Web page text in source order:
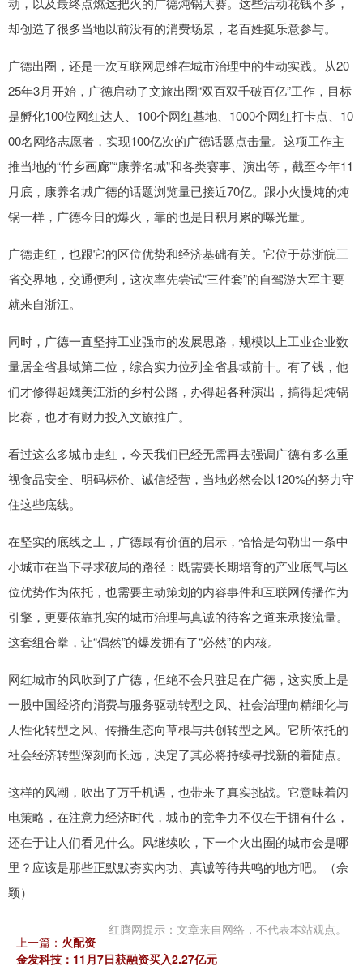
却创造了很多当地以前没有的消费场景，老百姓挺乐意参与。
广德出圈，还是一次互联网思维在城市治理中的生动实践。从20
25年3月开始，广德启动了文旅出圈“双百双千破百亿”工作，目标
是孵化100位网红达人、100个网红基地、1000个网红打卡点、10
00名网络志愿者，实现100亿次的广德话题点击量。这项工作主
推当地的“竹乡画廊”“康养名城”和各类赛事、演出等，截至今年11
月底，康养名城广德的话题浏览量已接近70亿。跟小火慢炖的炖
锅一样，广德今日的爆火，靠的也是日积月累的曝光量。
广德走红，也跟它的区位优势和经济基础有关。它位于苏浙皖三
省交界地，交通便利，这次率先尝试“三件套”的自驾游大军主要
就来自浙江。
同时，广德一直坚持工业强市的发展思路，规模以上工业企业数
量居全省县域第二位，综合实力位列全省县域前十。有了钱，他
们才修得起媲美江浙的乡村公路，办得起各种演出，搞得起炖锅
比赛，也才有财力投入文旅推广。
看过这么多城市走红，今天我们已经无需再去强调广德有多么重
视食品安全、明码标价、诚信经营，当地必然会以120%的努力守
住这些底线。
在坚实的底线之上，广德最有价值的启示，恰恰是勾勒出一条中
小城市在当下寻求破局的路径：既需要长期培育的产业底气与区
位优势作为依托，也需要主动策划的内容事件和互联网传播作为
引擎，更要依靠扎实的城市治理与真诚的待客之道来承接流量。
这套组合拳，让“偶然”的爆发拥有了“必然”的内核。
网红城市的风吹到了广德，但绝不会只驻足在广德，这实质上是
一股中国经济向消费与服务驱动转型之风、社会治理向精细化与
人性化转型之风、传播生态向草根与共创转型之风。它所依托的
社会经济转型深刻而长远，决定了其必将持续寻找新的着陆点。
这样的风潮，吹出了万千机遇，也带来了真实挑战。它意味着闪
电策略，在注意力经济时代，城市的竞争力不仅在于拥有什么，
还在于让人们看见什么。风继续吹，下一个火出圈的城市会是哪
里？应该是那些正默默夯实内功、真诚等待共鸣的地方吧。（佘
颖）
红腾网提示：文章来自网络，不代表本站观点。
上一篇： 火配资
金发科技：11月7日获融资买入2.27亿元